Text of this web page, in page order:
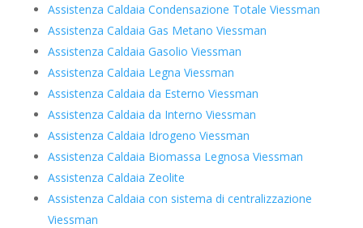
Assistenza Caldaia Condensazione Totale Viessman
Assistenza Caldaia Gas Metano Viessman
Assistenza Caldaia Gasolio Viessman
Assistenza Caldaia Legna Viessman
Assistenza Caldaia da Esterno Viessman
Assistenza Caldaia da Interno Viessman
Assistenza Caldaia Idrogeno Viessman
Assistenza Caldaia Biomassa Legnosa Viessman
Assistenza Caldaia Zeolite
Assistenza Caldaia con sistema di centralizzazione
Viessman